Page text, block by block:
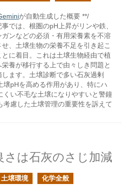
が自動生成した概要 **/
事では、根圏のpH上昇がリンや鉄、
ガンなどの必須・有用栄養素を不溶
せ、土壌生物の栄養不足を引き起こ
とに着目。これは土壌生物経由で植
栄養が移行する上で由々しき問題と
します。土壌診断で多い石灰過剰
壌pHを高める作用があり、特にハ
くい不毛な土壌になりやすいと警鐘
慮した土壌管理の重要性を訴えて
は石灰のさじ加減
土壌環境 化学全般